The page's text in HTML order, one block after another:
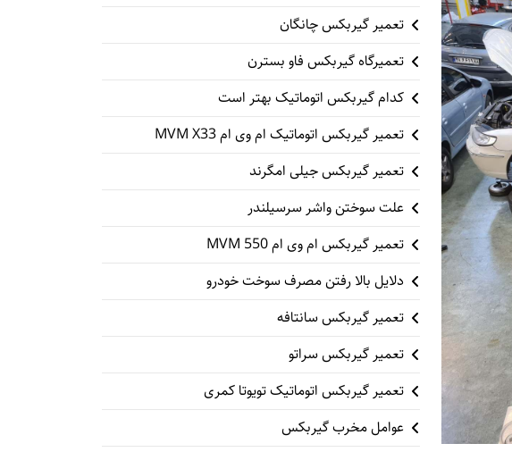
تعمیر گیربکس چانگان
تعمیرگاه گیربکس فاو بسترن
کدام گیربکس اتوماتیک بهتر است
تعمیر گیربکس اتوماتیک ام وی ام MVM X33
تعمیر گیربکس جیلی امگرند
علت سوختن واشر سرسیلندر
تعمیر گیربکس ام وی ام 550 MVM
دلایل بالا رفتن مصرف سوخت خودرو
تعمیر گیربکس سانتافه
تعمیر گیربکس سراتو
تعمیر گیربکس اتوماتیک تویوتا کمری
عوامل مخرب گیربکس